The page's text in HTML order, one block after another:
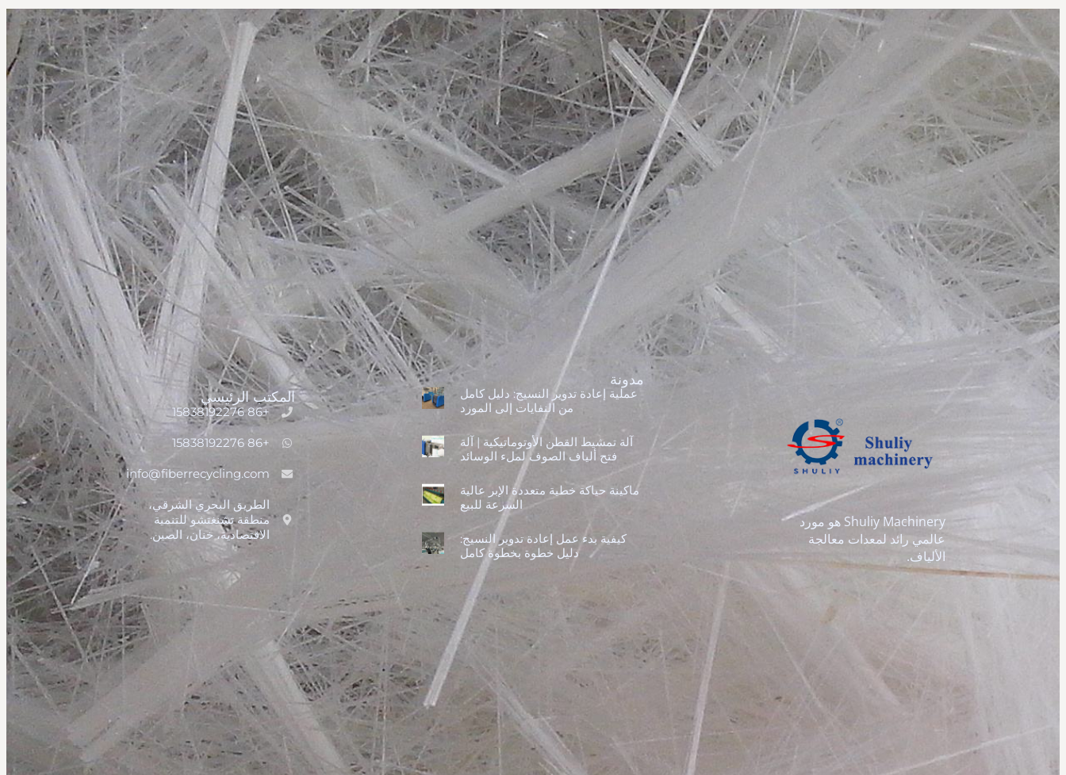
Shuliy Machinery هو مورد
عالمي رائد لمعدات معالجة
الألياف.
مدونة
عملية إعادة تدوير النسيج: دليل كامل
من النفايات إلى المورد
آلة تمشيط القطن الأوتوماتيكية | آلة
فتح ألياف الصوف لملء الوسائد
ماكينة حياكة خطية متعددة الإبر عالية
السرعة للبيع
كيفية بدء عمل إعادة تدوير النسيج:
دليل خطوة بخطوة كامل
المكتب الرئيسي
+86 15838192276
+86 15838192276
info@fiberrecycling.com
الطريق البحري الشرقي،
منطقة تشنغتشو للتنمية
الاقتصادية، خنان، الصين.